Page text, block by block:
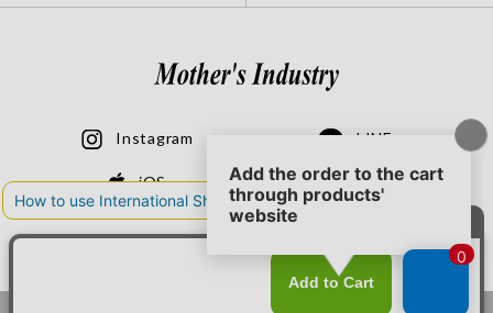
Instagram LINE
iOS Android
© 2020 Mother’s Industry co., ltd.